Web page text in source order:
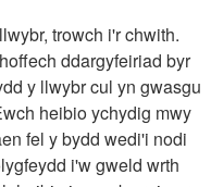
trowch i'r chwith.
ddargyfeiriad byr
y llwybr cul yn gwasgu
heibio ychydig mwy
fel y bydd wedi'i nodi
i'w gweld wrth